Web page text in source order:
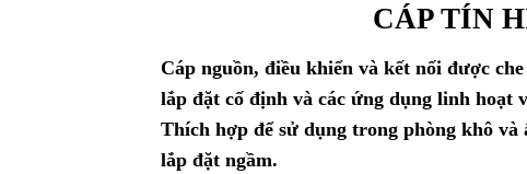
CÁP TÍN
Cáp nguồn, điều khiển và kết nối được
lắp đặt cố định và các ứng dụng linh hoạt
Thích hợp để sử dụng trong phòng khô
lắp đặt ngầm.